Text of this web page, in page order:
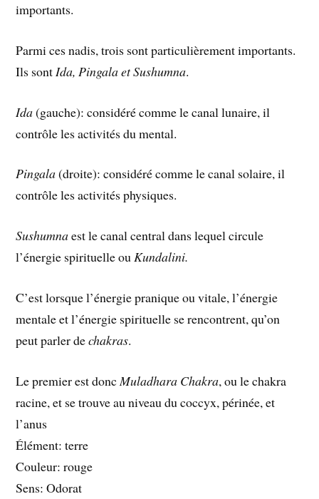
importants.
Parmi ces nadis, trois sont particulièrement importants.
Ils sontIda, Pingala et Sushumna.
Ida(gauche): considéré comme le canal lunaire, il
contrôle les activités du mental.
Pingala(droite): considéré comme le canal solaire, il
contrôle les activités physiques.
Sushumnaest le canal central dans lequel circule
l’énergie spirituelle ouKundalini.
C’est lorsque l’énergie pranique ou vitale, l’énergie
mentale et l’énergie spirituelle se rencontrent, qu’on
peut parler dechakras.
Le premier est donc Muladhara Chakra, ou le chakra
racine, et se trouve au niveau du coccyx, périnée, et
l’anus
Élément: terre
Couleur: rouge
Sens: Odorat